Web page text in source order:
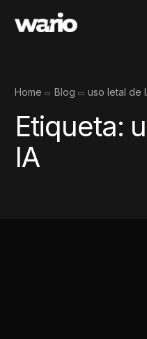
Home Blog uso letal de
Etiqueta:
IA